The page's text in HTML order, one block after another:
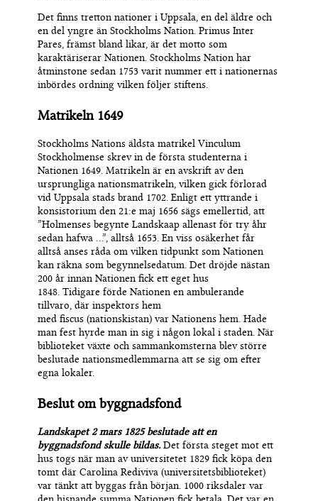
Det finns tretton nationer i Uppsala, en del äldre och
en del yngre än Stockholms Nation. Primus Inter
Pares, främst bland likar, är det motto som
karaktäriserar Nationen. Stockholms Nation har
åtminstone sedan 1753 varit nummer etti nationernas
inbördes ordning vilken följer stiftens.
Matrikeln 1649
Stockholms Nations äldsta matrikel Vinculum
Stockholmense skrev in de första studenterna i
Nationen 1649. Matrikeln är en avskrift av den
ursprungliga nationsmatrikeln, vilken gick förlorad
vid Uppsala stads brand 1702. Enligt ett yttrande i
konsistorium den 21:e maj 1656 sägs emellertid, att
”Holmenses begynte Landskaap allenast för try åhr
sedan hafwa …”, alltså 1653. En viss osäkerhet får
alltså anses råda om vilken tidpunkt som Nationen
kan räkna som begynnelsedatum. Det dröjde nästan
200 år innan Nationen fick ett eget hus
1848. Tidigare förde Nationen en ambulerande
tillvaro,där inspektors hem
med fiscus(nationskistan)var Nationens hem. Hade
man fest hyrde man in sig i någon lokal i staden. När
biblioteket växte och sammankomsterna blev större
beslutade nationsmedlemmarna att se sig om efter
egna lokaler.
Beslut ombyggnadsfond
Landskapet 2 mars 1825 beslutade att en
byggnadsfond skulle bildas.Det första steget mot ett
hus togs när man av universitetet 1829 fick köpa den
tomt där Carolina Rediviva (universitetsbiblioteket)
var tänkt att byggas från början. 1000 riksdaler var